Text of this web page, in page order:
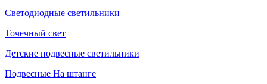
Светодиодные светильники
Точечный свет
Детские подвесные светильники
Подвесные На штанге